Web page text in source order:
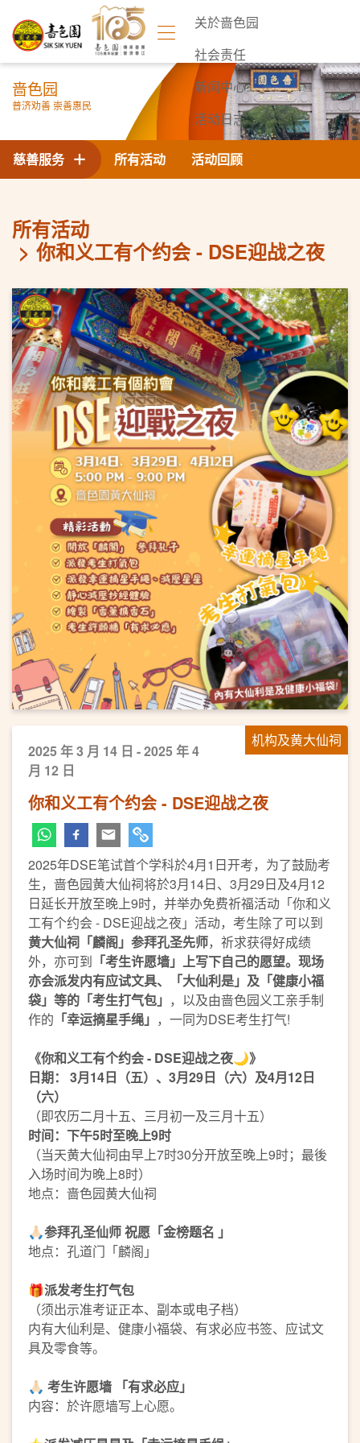
关於啬色园
社会责任
新闻中心
活动日志
联络我们
啬色园
普济劝善 崇善惠民
所有活动 活动回顾
慈善服务
所有活动
你和义工有个约会 - DSE迎战之夜
机构及黄大仙祠
2025 年 3 月 14 日 - 2025 年 4
月 12 日
你和义工有个约会 - DSE迎战之夜
2025年DSE笔试首个学科於4月1日开考，为了鼓励考
生，啬色园黄大仙祠将於3月14日、3月29日及4月12
日延长开放至晚上9时，并举办免费祈福活动「你和义
工有个约会 - DSE迎战之夜」活动，考生除了可以到
黄大仙祠「麟阁」参拜孔圣先师，祈求获得好成绩
外，亦可到 「考生许愿墙」上写下自己的愿望。现场
亦会派发内有应试文具、「大仙利是」及「健康小福
袋」等的「考生打气包」 ，以及由啬色园义工亲手制
作的 「幸运摘星手绳」 ，一同为DSE考生打气!
《你和义工有个约会 - DSE迎战之夜🌙》
日期： 3月14日（五）、3月29日（六）及4月12日
（六）
（即农历二月十五、三月初一及三月十五）
时间：下午5时至晚上9时
（当天黄大仙祠由早上7时30分开放至晚上9时；最後
入场时间为晚上8时）
地点：啬色园黄大仙祠
🙏🏻参拜孔圣仙师 祝愿「金榜题名 」
地点：孔道门「麟阁」
🎁派发考生打气包
（须出示准考证正本、副本或电子档）
内有大仙利是、健康小福袋、有求必应书签、应试文
具及零食等。
🙏🏻 考生许愿墙 「有求必应」
内容：於许愿墙写上心愿。